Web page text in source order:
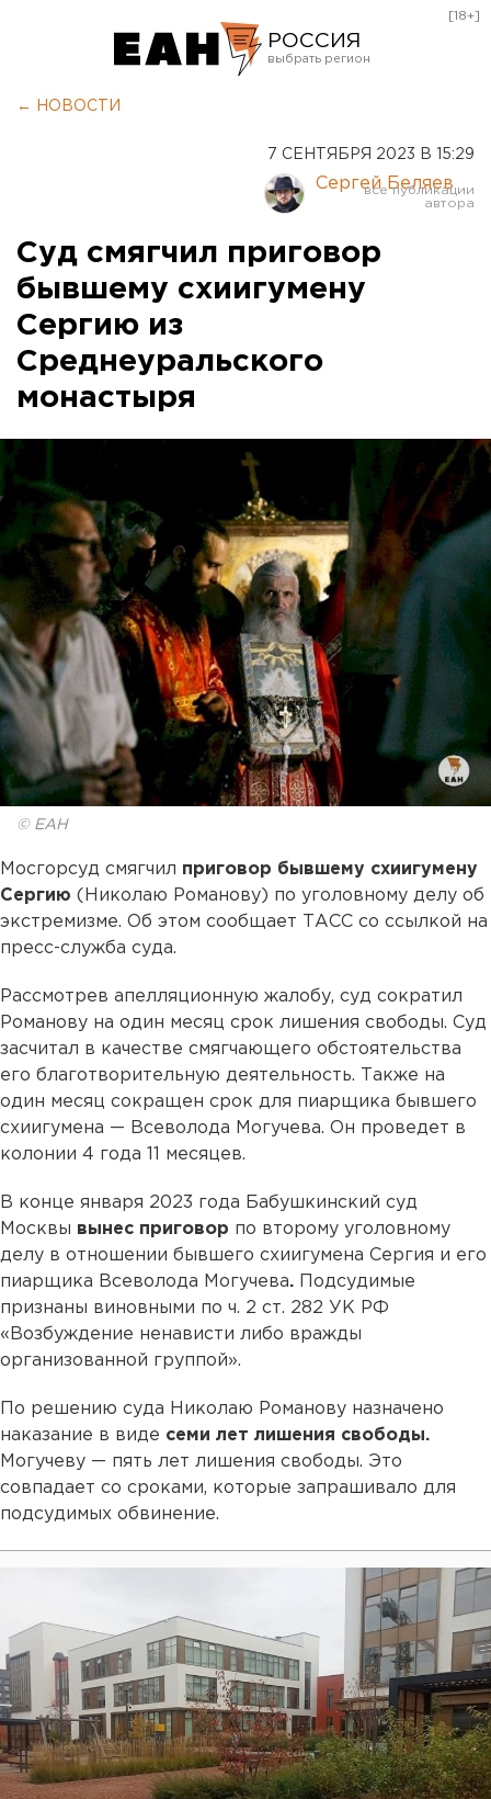
РОССИЯ
Курган
Оренбург
[18+]
← НОВОСТИ
7 СЕНТЯБРЯ 2023 В 15:29
Сергей Беляев
Суд смягчил приговор
бывшему схиигумену
Сергию из
Среднеуральского
монастыря
© ЕАН
Мосгорсуд смягчил приговор бывшему схиигумену
Сергию (Николаю Романову) по уголовному делу об
экстремизме. Об этом сообщает ТАСС со ссылкой на
пресс-служба суда.
Рассмотрев апелляционную жалобу, суд сократил
Романову на один месяц срок лишения свободы. Суд
засчитал в качестве смягчающего обстоятельства
его благотворительную деятельность. Также на
один месяц сокращен срок для пиарщика бывшего
схиигумена — Всеволода Могучева. Он проведет в
колонии 4 года 11 месяцев.
В конце января 2023 года Бабушкинский суд
Москвы вынес приговор по второму уголовному
делу в отношении бывшего схиигумена Сергия и его
пиарщика Всеволода Могучева. Подсудимые
признаны виновными по ч. 2 ст. 282 УК РФ
«Возбуждение ненависти либо вражды
организованной группой».
По решению суда Николаю Романову назначено
наказание в виде семи лет лишения свободы.
Могучеву — пять лет лишения свободы. Это
совпадает со сроками, которые запрашивало для
подсудимых обвинение.